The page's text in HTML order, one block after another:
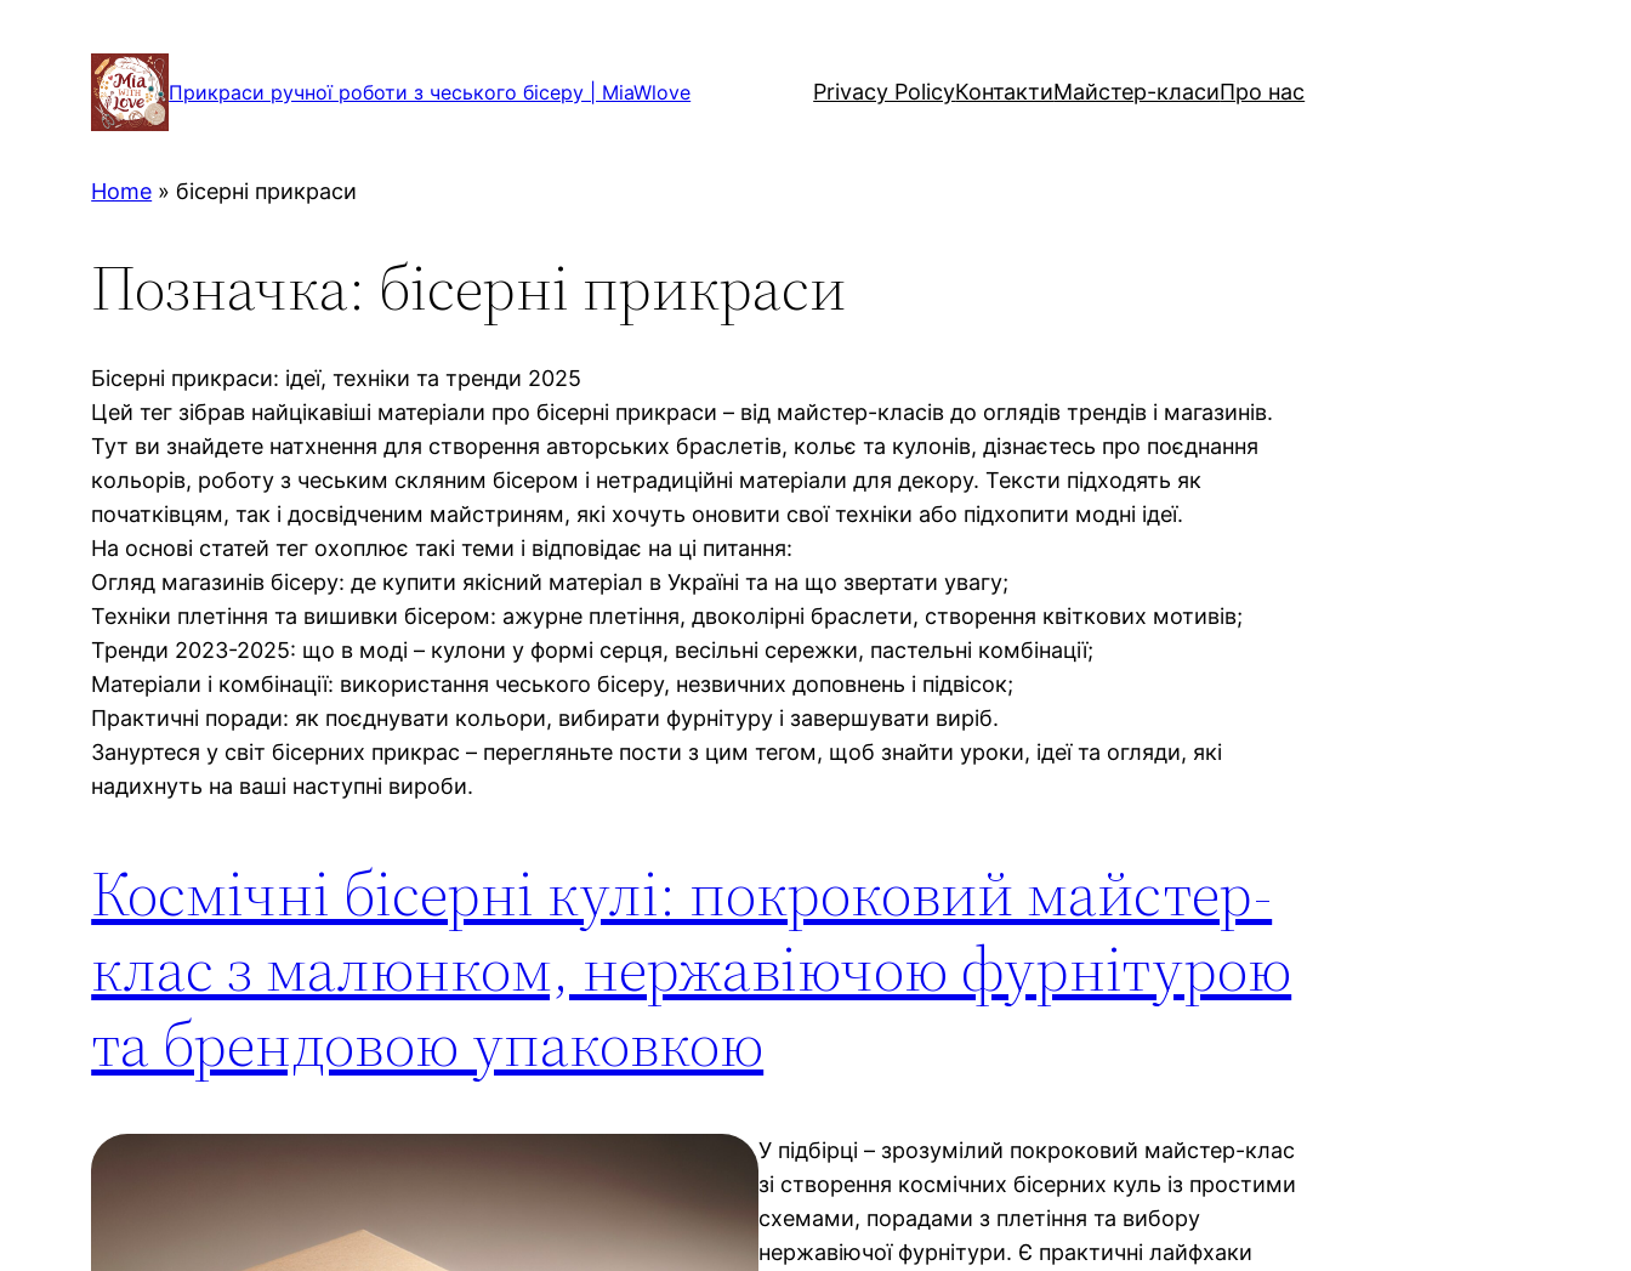
Прикраси ручної роботи з чеського бісеру | MiaWlove Privacy PolicyКонтактиМайстер-класиПро нас
Home » бісерні прикраси
Позначка: бісерні прикраси
Бісерні прикраси: ідеї, техніки та тренди 2025
Цей тег зібрав найцікавіші матеріали про бісерні прикраси – від майстер-класів до оглядів трендів і магазинів.
Тут ви знайдете натхнення для створення авторських браслетів, кольє та кулонів, дізнаєтесь про поєднання
кольорів, роботу з чеським скляним бісером і нетрадиційні матеріали для декору. Тексти підходять як
початківцям, так і досвідченим майстриням, які хочуть оновити свої техніки або підхопити модні ідеї.
На основі статей тег охоплює такі теми і відповідає на ці питання:
Огляд магазинів бісеру: де купити якісний матеріал в Україні та на що звертати увагу;
Техніки плетіння та вишивки бісером: ажурне плетіння, двоколірні браслети, створення квіткових мотивів;
Тренди 2023-2025: що в моді – кулони у формі серця, весільні сережки, пастельні комбінації;
Матеріали і комбінації: використання чеського бісеру, незвичних доповнень і підвісок;
Практичні поради: як поєднувати кольори, вибирати фурнітуру і завершувати виріб.
Зануртеся у світ бісерних прикрас – перегляньте пости з цим тегом, щоб знайти уроки, ідеї та огляди, які
надихнуть на ваші наступні вироби.
Космічні бісерні кулі: покроковий майстер-
клас з малюнком, нержавіючою фурнітурою
та брендовою упаковкою
У підбірці – зрозумілий покроковий майстер-клас
зі створення космічних бісерних куль із простими
схемами, порадами з плетіння та вибору
нержавіючої фурнітури. Є практичні лайфхаки